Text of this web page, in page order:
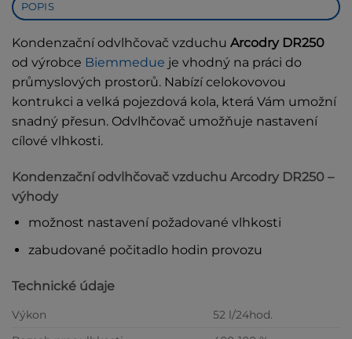
POPIS
Kondenzační odvlhčovač vzduchu Arcodry DR250
od výrobce Biemmedue je vhodný na práci do
průmyslových prostorů. Nabízí celokovovou
kontrukci a velká pojezdová kola, která Vám umožní
snadný přesun. Odvlhčovač umožňuje nastavení
cílové vlhkosti.
Kondenzační odvlhčovač vzduchu Arcodry DR250 –
výhody
možnost nastavení požadované vlhkosti
zabudované počitadlo hodin provozu
Technické údaje
Výkon
52 l/24hod.